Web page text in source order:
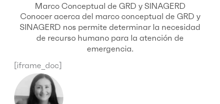
Marco Conceptual de GRD y SINAGERD
Conocer acerca del marco conceptual de GRD y
SINAGERD nos permite determinar la necesidad
de recurso humano para la atención de
emergencia.
[iframe_doc]